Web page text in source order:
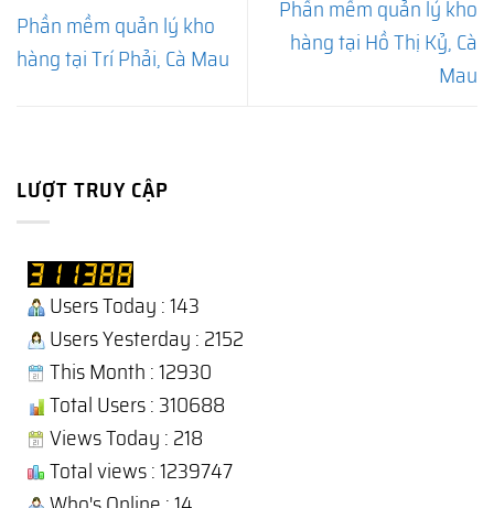
Phần mềm quản lý kho
hàng tại Trí Phải, Cà Mau
Phần mềm quản lý kho
hàng tại Hồ Thị Kỷ, Cà
Mau
LƯỢT TRUY CẬP
Users Today : 143
Users Yesterday : 2152
This Month : 12930
Total Users : 310688
Views Today : 218
Total views : 1239747